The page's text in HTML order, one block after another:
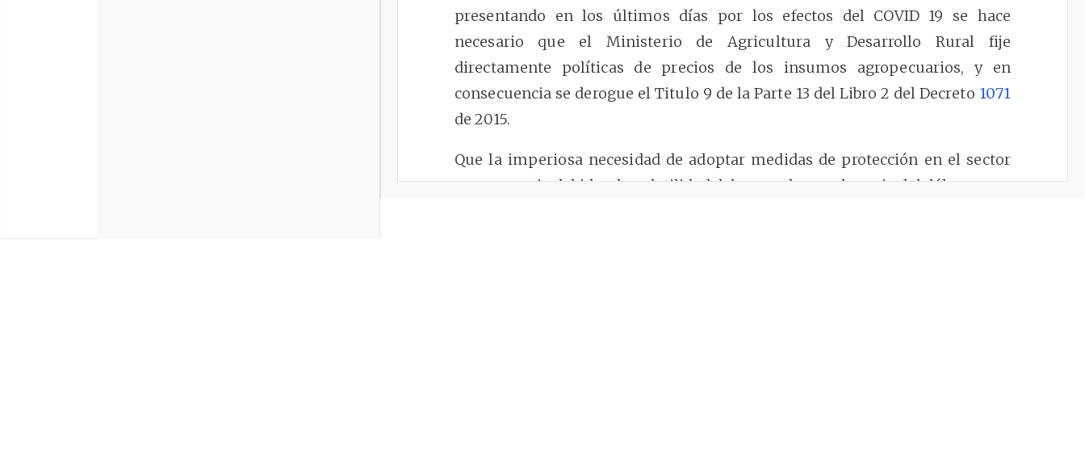
presentando en los últimos días por los efectos del COVID 19 se hace
necesario que el Ministerio de Agricultura y Desarrollo Rural fije
directamente políticas de precios de los insumos agropecuarios, y en
consecuencia se derogue el Titulo 9 de la Parte 13 del Libro 2 del Decreto 1071
de 2015.
Que la imperiosa necesidad de adoptar medidas de protección en el sector
agropecuario debido a la volatilidad del mercado por el precio del dólar que se